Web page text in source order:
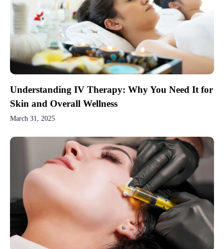
Understanding IV Therapy: Why You Need It for
Skin and Overall Wellness
March 31, 2025